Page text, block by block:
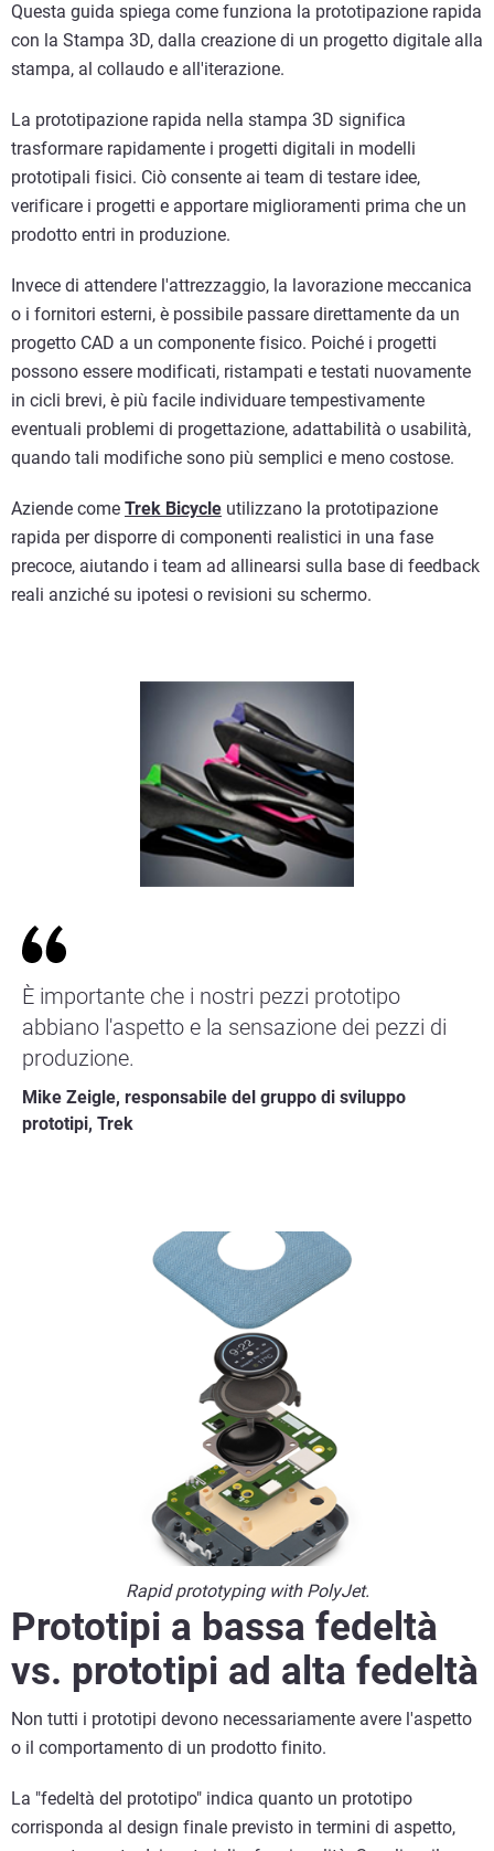
Questa guida spiega come funziona la prototipazione rapida
con la Stampa 3D, dalla creazione di un progetto digitale alla
stampa, al collaudo e all'iterazione.
La prototipazione rapida nella stampa 3D significa
trasformare rapidamente i progetti digitali in modelli
prototipali fisici. Ciò consente ai team di testare idee,
verificare i progetti e apportare miglioramenti prima che un
prodotto entri in produzione.
Invece di attendere l'attrezzaggio, la lavorazione meccanica
o i fornitori esterni, è possibile passare direttamente da un
progetto CAD a un componente fisico. Poiché i progetti
possono essere modificati, ristampati e testati nuovamente
in cicli brevi, è più facile individuare tempestivamente
eventuali problemi di progettazione, adattabilità o usabilità,
quando tali modifiche sono più semplici e meno costose.
Aziende come Trek Bicycle utilizzano la prototipazione
rapida per disporre di componenti realistici in una fase
precoce, aiutando i team ad allinearsi sulla base di feedback
reali anziché su ipotesi o revisioni su schermo.
È importante che i nostri pezzi prototipo
abbiano l'aspetto e la sensazione dei pezzi di
produzione.
Mike Zeigle, responsabile del gruppo di sviluppo
prototipi, Trek
Rapid prototyping with PolyJet.
Prototipi a bassa fedeltà
vs. prototipi ad alta fedeltà
Non tutti i prototipi devono necessariamente avere l'aspetto
o il comportamento di un prodotto finito.
La "fedeltà del prototipo" indica quanto un prototipo
corrisponda al design finale previsto in termini di aspetto,